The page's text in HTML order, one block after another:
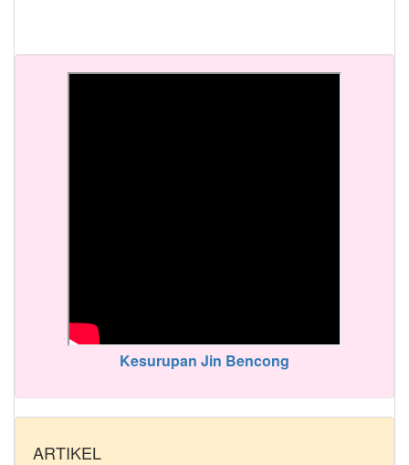
Kesurupan Jin Bencong
ARTIKEL